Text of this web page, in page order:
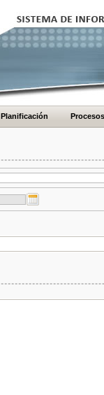
Planificación Procesos